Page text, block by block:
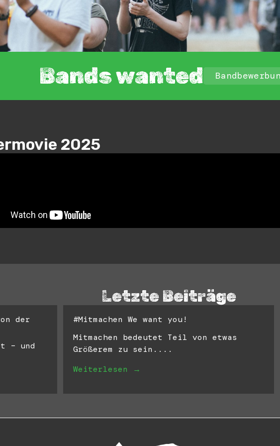
Bands wanted
2025
Letzte Beiträge
der
– und
#Mitmachen We want you!
Mitmachen bedeutet Teil von etwas
Größerem zu sein....
Weiterlesen →